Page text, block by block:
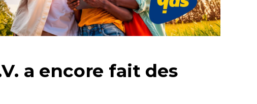
a encore fait des